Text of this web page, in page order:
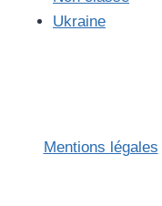
Ukraine
Mentions légales